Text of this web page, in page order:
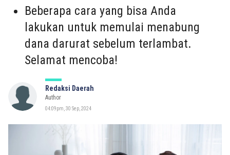
Beberapa cara yang bisa Anda
lakukan untuk memulai menabung
dana darurat sebelum terlambat.
Selamat mencoba!
Redaksi Daerah
Author
04:09pm, 30 Sep, 2024